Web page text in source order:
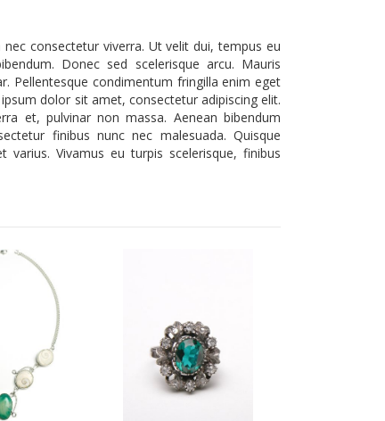
consectetur viverra. Ut velit dui, tempus eu
Donec sed scelerisque arcu. Mauris
Pellentesque condimentum fringilla enim eget
dolor sit amet, consectetur adipiscing elit.
et, pulvinar non massa. Aenean bibendum
finibus nunc nec malesuada. Quisque
Vivamus eu turpis scelerisque, finibus